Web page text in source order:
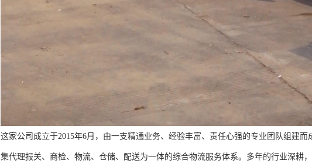
这家公司成立于2015年6月，由一支精通业务、经验丰富、责任心强的专业团队组建
集代理报关、商检、物流、仓储、配送为一体的综合物流服务体系。多年的行业深耕